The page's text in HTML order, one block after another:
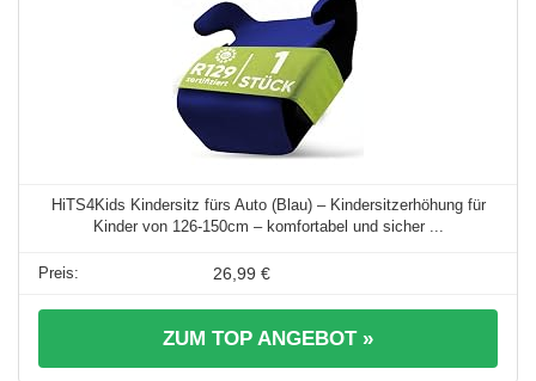
HiTS4Kids Kindersitz fürs Auto (Blau) – Kindersitzerhöhung für
Kinder von 126-150cm – komfortabel und sicher ...
26,99 €
ZUM TOP ANGEBOT »